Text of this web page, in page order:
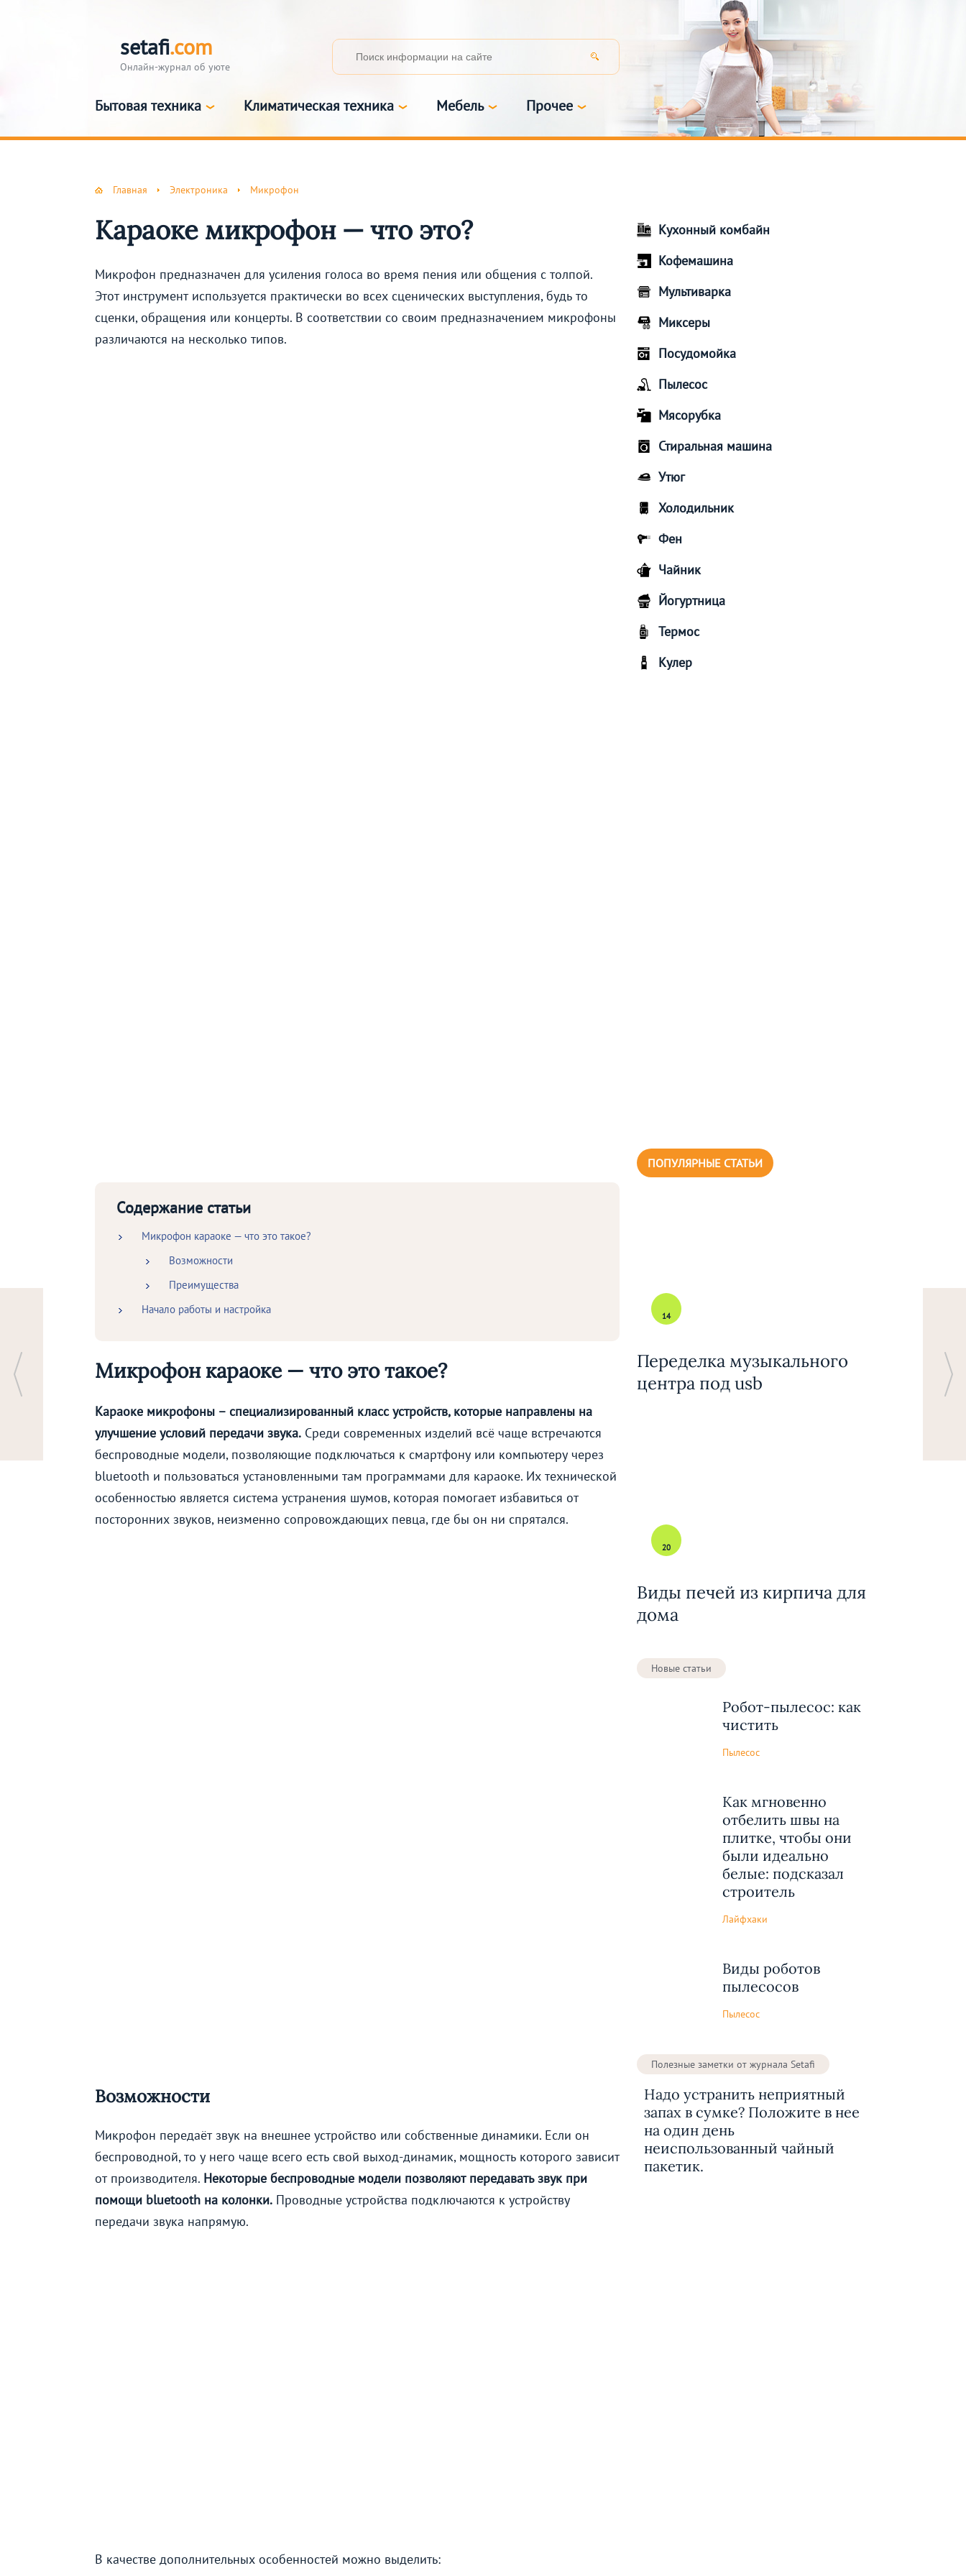
setafi.com
Онлайн-журнал об уюте
Бытовая техника Климатическая техника Мебель Прочее
Главная Электроника Микрофон
Караоке микрофон — что это?
Микрофон предназначен для усиления голоса во время пения или общения с толпой.
Этот инструмент используется практически во всех сценических выступления, будь то
сценки, обращения или концерты. В соответствии со своим предназначением микрофоны
различаются на несколько типов.
Содержание статьи
Микрофон караоке — что это такое?
Возможности
Преимущества
Начало работы и настройка
Микрофон караоке — что это такое?
Караоке микрофоны – специализированный класс устройств, которые направлены на
улучшение условий передачи звука. Среди современных изделий всё чаще встречаются
беспроводные модели, позволяющие подключаться к смартфону или компьютеру через
bluetooth и пользоваться установленными там программами для караоке. Их технической
особенностью является система устранения шумов, которая помогает избавиться от
посторонних звуков, неизменно сопровождающих певца, где бы он ни спрятался.
Возможности
Микрофон передаёт звук на внешнее устройство или собственные динамики. Если он
беспроводной, то у него чаще всего есть свой выход-динамик, мощность которого зависит
от производителя. Некоторые беспроводные модели позволяют передавать звук при
помощи bluetooth на колонки. Проводные устройства подключаются к устройству
передачи звука напрямую.
В качестве дополнительных особенностей можно выделить:
Кухонный комбайн
Кофемашина
Мультиварка
Миксеры
Посудомойка
Пылесос
Мясорубка
Стиральная машина
Утюг
Холодильник
Фен
Чайник
Йогуртница
Термос
Кулер
ПОПУЛЯРНЫЕ СТАТЬИ
14
Переделка музыкального
центра под usb
20
Виды печей из кирпича для
дома
Новые статьи
Робот-пылесос: как
чистить
Пылесос
Как мгновенно
отбелить швы на
плитке, чтобы они
были идеально
белые: подсказал
строитель
Лайфхаки
Виды роботов
пылесосов
Пылесос
Полезные заметки от журнала Setafi